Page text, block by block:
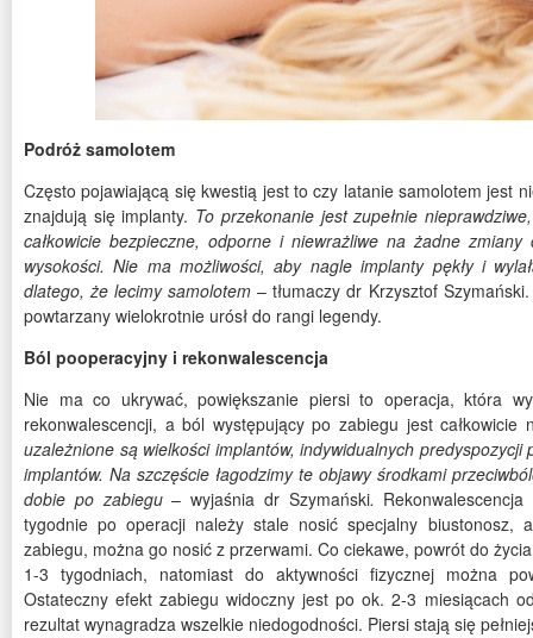
Podróż samolotem
Często pojawiającą się kwestią jest to czy latanie samolotem jest
znajdują się implanty. To przekonanie jest zupełnie
całkowicie bezpieczne, odporne i niewrażliwe na żadne zmiany
wysokości. Nie ma możliwości, aby nagle implanty pękły i
dlatego, że lecimy samolotem – tłumaczy dr Krzysztof
powtarzany wielokrotnie urósł do rangi legendy.
Ból pooperacyjny i rekonwalescencja
Nie ma co ukrywać, powiększanie piersi to operacja, która
rekonwalescencji, a ból występujący po zabiegu jest całkowicie
uzależnione są wielkości implantów, indywidualnych predyspozycji
implantów. Na szczęście łagodzimy te objawy środkami
dobie po zabiegu– wyjaśnia dr Szymański.
tygodnie po operacji należy stale nosić specjalny biustonosz,
zabiegu, można go nosić z przerwami. Co ciekawe, powrót do
1-3 tygodniach, natomiast do aktywności fizycznej można
Ostateczny efekt zabiegu widoczny jest po ok. 2-3 miesiącach
rezultat wynagradza wszelkie niedogodności. Piersi stają się